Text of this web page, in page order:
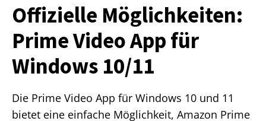
Offizielle Möglichkeiten:
Prime Video App für
Windows 10/11
Die Prime Video App für Windows 10 und 11
bietet eine einfache Möglichkeit, Amazon Prime